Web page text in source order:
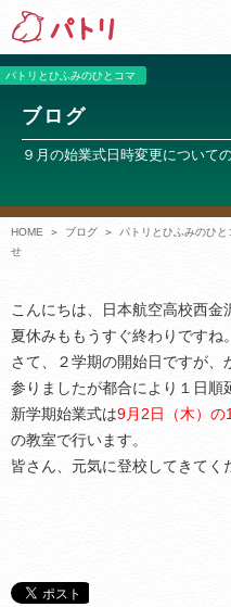
パトリとひふみのひとコマ
ブログ
９月の始業式日時変更について
HOME ブログ パトリとひふみのひと
せ
こんにちは、日本航空高校西金
夏休みももうすぐ終わりですね。
さて、２学期の開始日ですが
参りましたが都合により１日順
新学期始業式は9月2日（木）の
の教室で行います。
皆さん、元気に登校してきてく